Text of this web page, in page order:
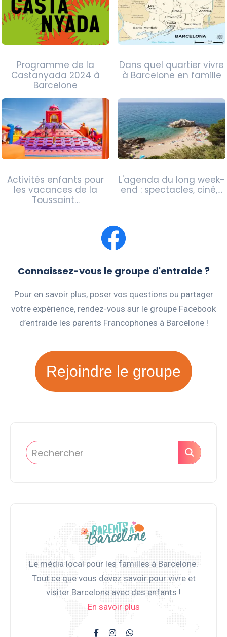
Programme de la
Castanyada 2024 à
Barcelone
Dans quel quartier vivre
à Barcelone en famille
Activités enfants pour
les vacances de la
Toussaint…
L'agenda du long week-
end : spectacles, ciné,…
Connaissez-vous le groupe d'entraide ?
Pour en savoir plus, poser vos questions ou partager
votre expérience, rendez-vous sur le groupe Facebook
d’entraide les parents Francophones à Barcelone !
Rejoindre le groupe
Le média local pour les familles à Barcelone.
Tout ce que vous devez savoir pour vivre et
visiter Barcelone avec des enfants !
En savoir plus